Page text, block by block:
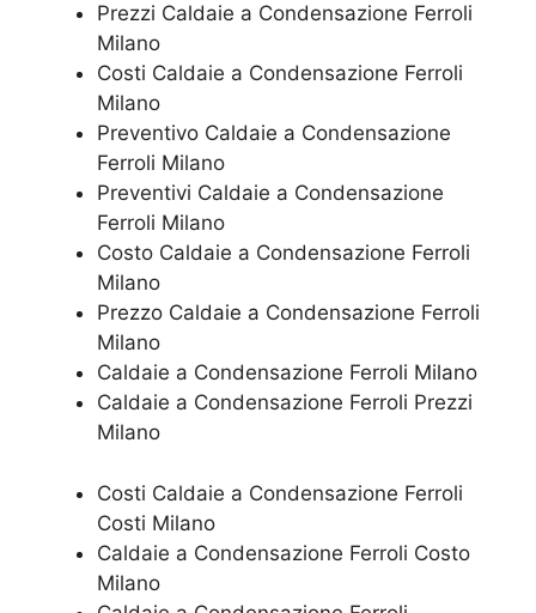
Prezzi Caldaie a Condensazione Ferroli
Milano
Costi Caldaie a Condensazione Ferroli
Milano
Preventivo Caldaie a Condensazione
Ferroli Milano
Preventivi Caldaie a Condensazione
Ferroli Milano
Costo Caldaie a Condensazione Ferroli
Milano
Prezzo Caldaie a Condensazione Ferroli
Milano
Caldaie a Condensazione Ferroli Milano
Caldaie a Condensazione Ferroli Prezzi
Milano
Costi Caldaie a Condensazione Ferroli
Costi Milano
Caldaie a Condensazione Ferroli Costo
Milano